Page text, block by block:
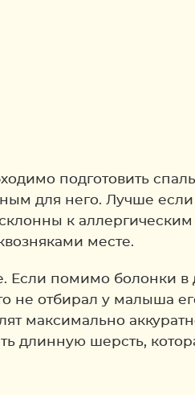
подготовить
для него. Лучше если
к
месте.
Если помимо болонки
не отбирал у малыша
длинную шерсть,